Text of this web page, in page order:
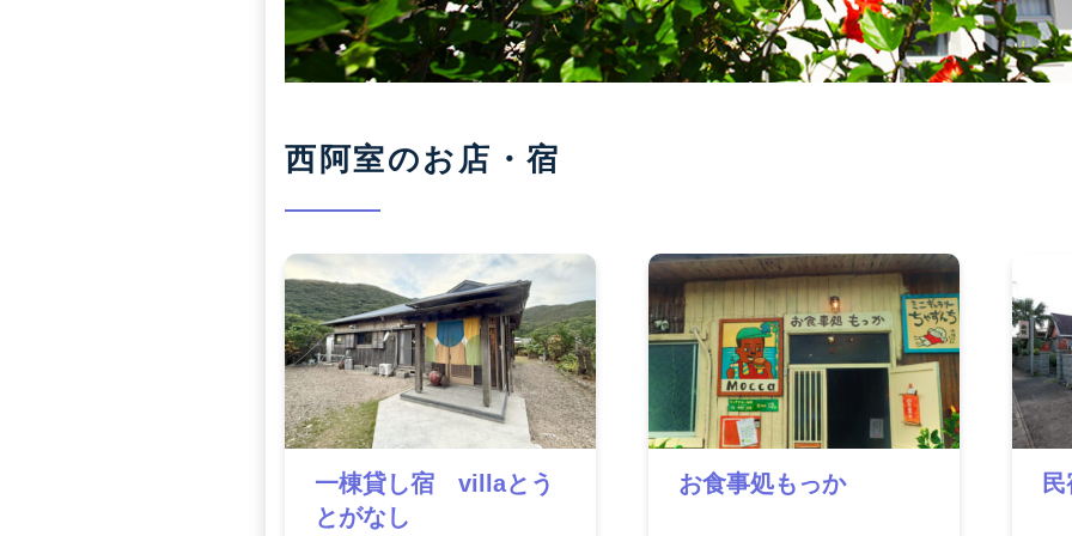
西阿室のお店・宿
一棟貸し宿 villaとう
とがなし
お食事処もっか